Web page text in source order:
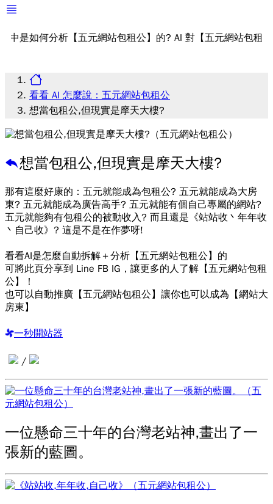
何分析【五元網站包租公】的? AI 對【五元網站包租公】的
看看 AI 怎麼說：五元網站包租公
想當包租公,但現實是摩天大樓?
想當包租公,但現實是摩天大樓?
那有這麼好康的：五元就能成為包租公? 五元就能成為大房
東? 五元就能成為廣告高手? 五元就能有個自己專屬的網站?
五元就能夠有包租公的被動收入? 而且還是《站站收丶年年收
丶自己收》? 這是不是在作夢呀!
看看AI是怎麼自動拆解＋分析【五元網站包租公】的
可將此頁分享到 Line FB IG，讓更多的人了解【五元網站包租
公】！
也可以自動推廣【五元網站包租公】讓你也可以成為【網站大
房東】
一秒開站器
/
一位懸命三十年的台灣老站神,畫出了一
張新的藍圖。